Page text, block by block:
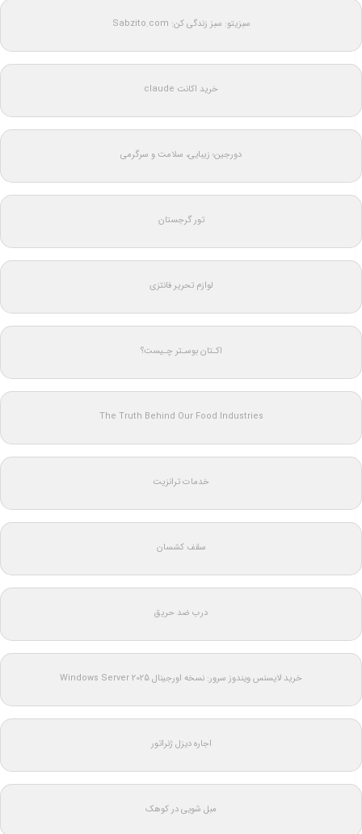
سبزیتو: سبز زندگی کن: Sabzito.com
خرید اکانت claude
دورجین؛ زیبایی، سلامت و سرگرمی
تور گرجستان
لوازم تحریر فانتزی
اکـتان بوسـتر چـیست؟
The Truth Behind Our Food Industries
خدمات ترانزیت
سقف کشسان
درب ضد حریق
خرید لایسنس ویندوز سرور: نسخه اورجینال Windows Server 2025
اجاره دیزل ژنراتور
مبل شویی در کوهک